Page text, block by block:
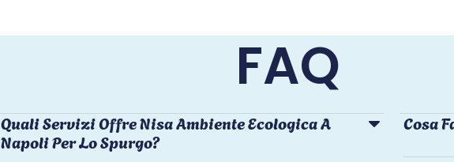
FAQ
Quali Servizi Offre Nisa Ambiente Ecologica A
Napoli Per Lo Spurgo?
Cosa